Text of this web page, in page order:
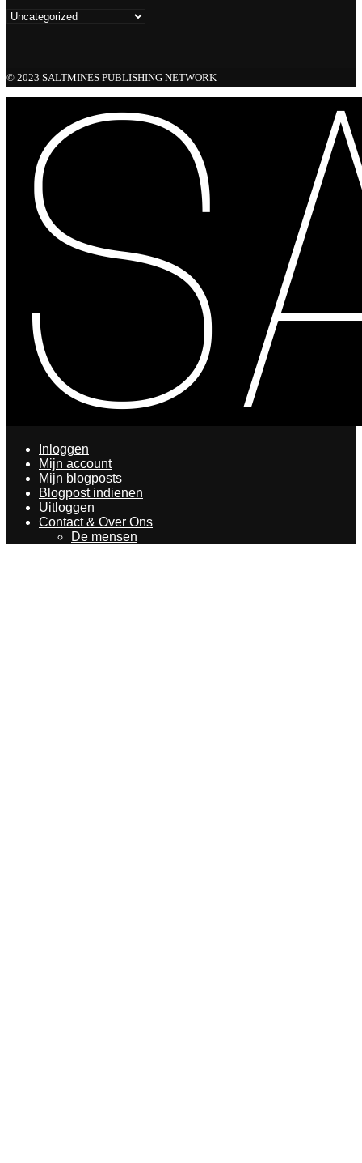
© 2023 SALTMINES PUBLISHING NETWORK
Inloggen
Mijn account
Mijn blogposts
Blogpost indienen
Uitloggen
Contact & Over Ons
De mensen